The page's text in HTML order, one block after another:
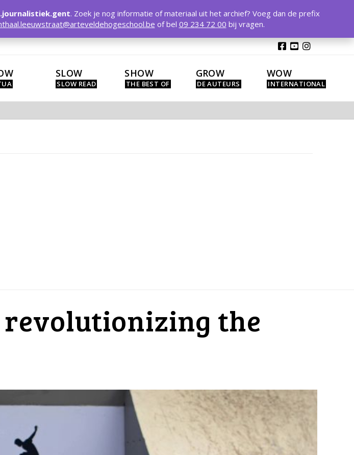
SLOW SHOW GROW WOW
revolutionizing the
. Zoek je nog informatie of materiaal uit het archief? Voeg dan de prefix
of bel 09 234 72 00 bij vragen.